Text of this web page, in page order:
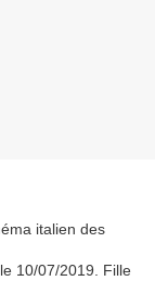
italien des
10/07/2019. Fille